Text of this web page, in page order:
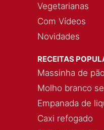
Vegetarianas
Com Vídeos
Novidades
RECEITAS
Massinha de
Molho branco
Empanada de
Caxi refogado